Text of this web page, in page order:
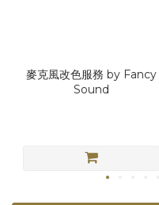
麥克風改色服務 by Fancy
Sound